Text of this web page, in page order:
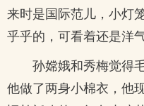
来时是国际范儿，小灯
乎乎的，可看着还是洋
孙嫦娥和秀梅觉得
他做了两身小棉衣，他